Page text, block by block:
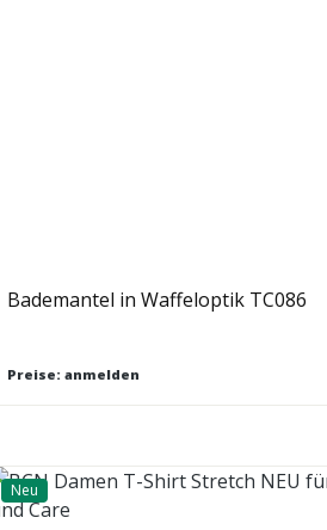
Bademantel in Waffeloptik TC086
Preise: anmelden
Neu